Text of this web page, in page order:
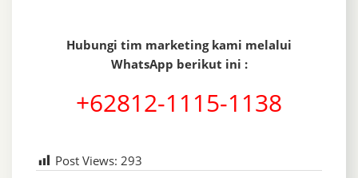
Hubungi tim marketing kami melalui
WhatsApp berikut ini :
+62812-1115-1138
Post Views: 293